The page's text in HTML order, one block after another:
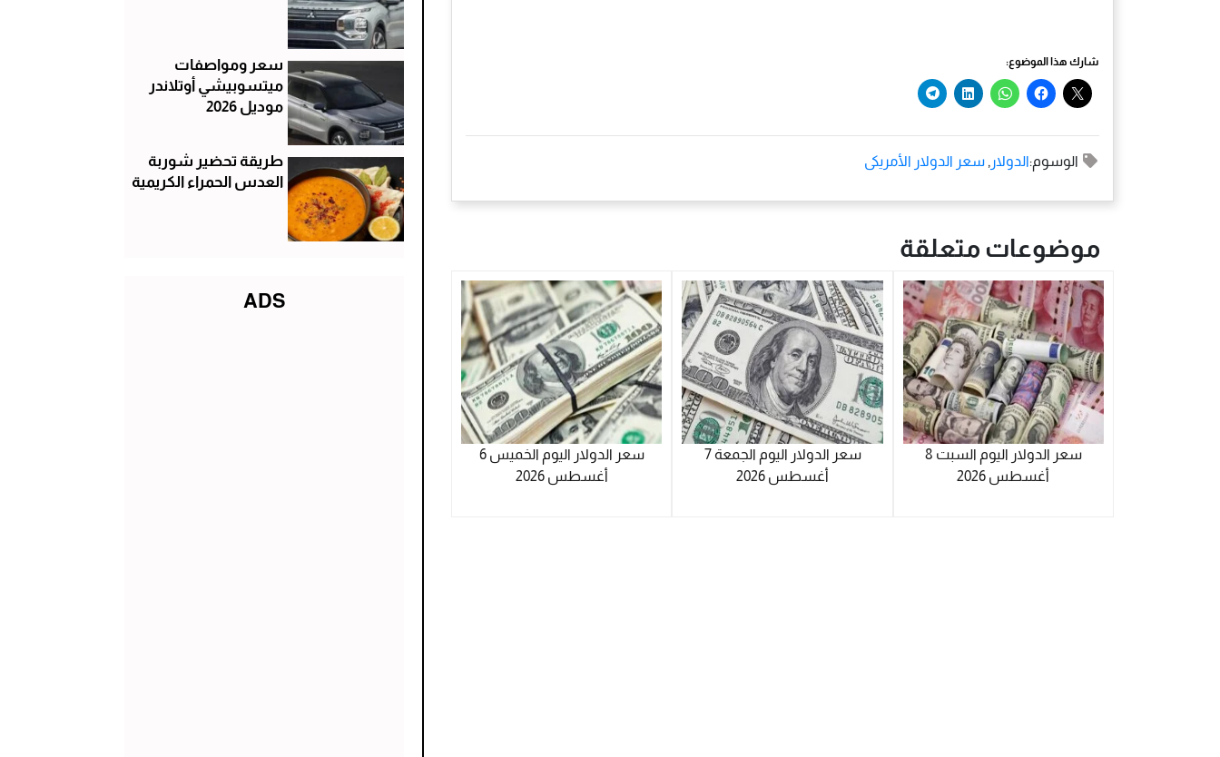
شارك هذا الموضوع:
الوسوم:الدولار , سعر الدولار الأمريكى
موضوعات متعلقة
سعر الدولار اليوم السبت 8
أغسطس 2026
سعر الدولار اليوم الجمعة 7
أغسطس 2026
سعر الدولار اليوم الخميس 6
أغسطس 2026
سعر ومواصفات
ميتسوبيشي أوتلاندر
موديل 2026
طريقة تحضير شوربة
العدس الحمراء الكريمية
ADS